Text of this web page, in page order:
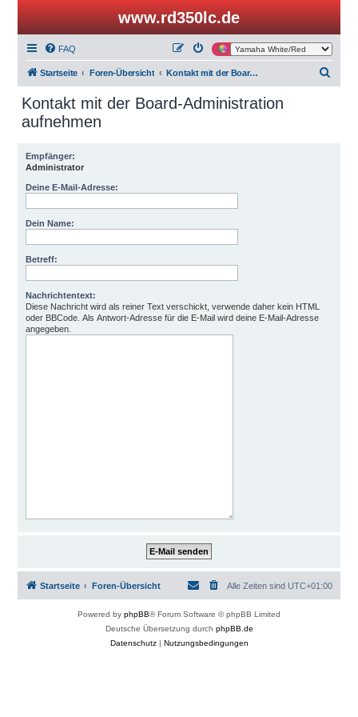
www.rd350lc.de
FAQ
Startseite Foren-Übersicht Kontakt mit der Board-Administration aufnehmen
Kontakt mit der Board-Administration
aufnehmen
Empfänger:
Administrator
Deine E-Mail-Adresse:
Dein Name:
Betreff:
Nachrichtentext:
Diese Nachricht wird als reiner Text verschickt, verwende daher kein HTML
oder BBCode. Als Antwort-Adresse für die E-Mail wird deine E-Mail-Adresse
angegeben.
Startseite Foren-Übersicht Alle Zeiten sind UTC+01:00
Powered by phpBB® Forum Software © phpBB Limited
Deutsche Übersetzung durch phpBB.de
Datenschutz| Nutzungsbedingungen